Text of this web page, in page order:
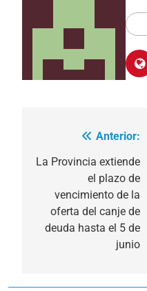
Navegación
de
entradas
Anterior:
La Provincia extiende
el plazo de
vencimiento de la
oferta del canje de
deuda hasta el 5 de
junio